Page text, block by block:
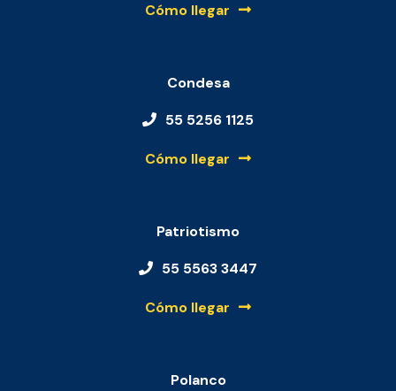
Cómo llegar
Condesa
55 5256 1125
Cómo llegar
Patriotismo
55 5563 3447
Cómo llegar
Polanco